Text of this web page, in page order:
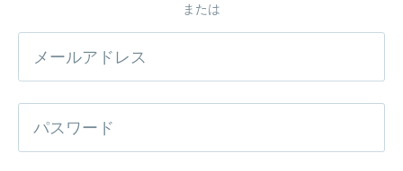
または